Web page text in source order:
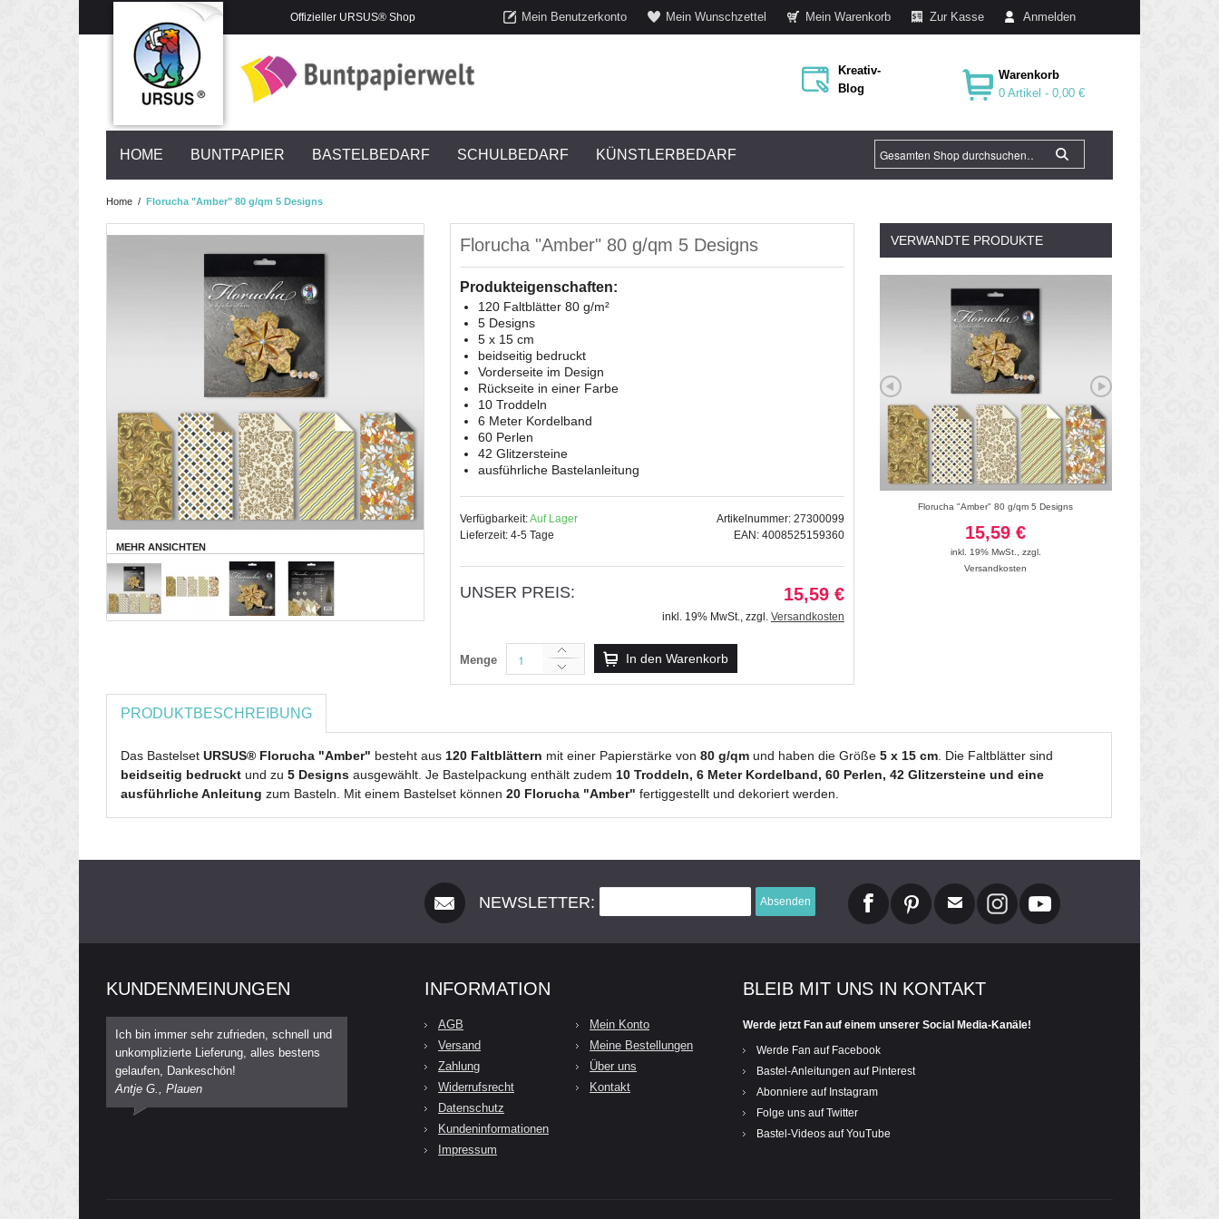
Offizieller URSUS® Shop Mein Benutzerkonto Mein Wunschzettel Mein Warenkorb Zur Kasse Anmelden
Kreativ-
Blog
Warenkorb
0 Artikel -0,00 €
HOME BUNTPAPIER BASTELBEDARF SCHULBEDARF KÜNSTLERBEDARF
Home / Florucha "Amber" 80 g/qm 5 Designs
MEHR ANSICHTEN
Florucha "Amber" 80 g/qm 5 Designs
Produkteigenschaften:
120 Faltblätter 80 g/m²
5 Designs
5 x 15 cm
beidseitig bedruckt
Vorderseite im Design
Rückseite in einer Farbe
10 Troddeln
6 Meter Kordelband
60 Perlen
42 Glitzersteine
ausführliche Bastelanleitung
Verfügbarkeit:Auf Lager
Lieferzeit: 4-5 Tage
Artikelnummer: 27300099
EAN: 4008525159360
UNSER PREIS: 15,59 €
inkl. 19% MwSt., zzgl. Versandkosten
Menge In den Warenkorb
VERWANDTE PRODUKTE
11,69 €
Versandkosten
Florucha "Amber" 80 g/qm 5 Designs
15,59 €
inkl. 19% MwSt.
zzgl.
Versandkosten
PRODUKTBESCHREIBUNG
Das Bastelset URSUS® Florucha "Amber" besteht aus 120 Faltblättern mit einer Papierstärke von 80 g/qm und haben die Größe 5 x 15 cm . Die Faltblätter sind
beidseitig bedruckt und zu 5 Designs ausgewählt. Je Bastelpackung enthält zudem 10 Troddeln, 6 Meter Kordelband, 60 Perlen, 42 Glitzersteine und eine
ausführliche Anleitung zum Basteln. Mit einem Bastelset können 20 Florucha "Amber" fertiggestellt und dekoriert werden.
NEWSLETTER: Absenden
KUNDENMEINUNGEN
Ich bin immer sehr zufrieden, schnell und
unkomplizierte Lieferung, alles bestens
gelaufen, Dankeschön!
Antje G., Plauen
INFORMATION
AGB
Versand
Zahlung
Widerrufsrecht
Datenschutz
Kundeninformationen
Impressum
Mein Konto
Meine Bestellungen
Über uns
Kontakt
BLEIB MIT UNS IN KONTAKT
Werde jetzt Fan auf einem unserer Social Media-Kanäle!
Werde Fan auf Facebook
Bastel-Anleitungen auf Pinterest
Abonniere auf Instagram
Folge uns auf Twitter
Bastel-Videos auf YouTube